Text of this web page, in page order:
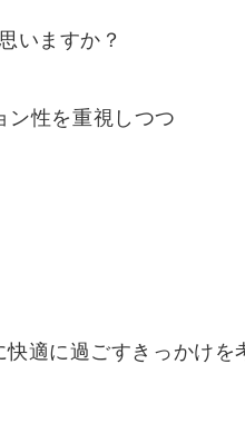
いますか？
ン性を重視しつつ
適に過ごすきっかけを